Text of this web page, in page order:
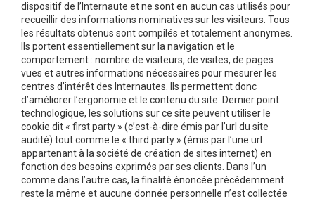
dispositif de l’Internaute et ne sont en aucun cas utilisés pour
recueillir des informations nominatives sur les visiteurs. Tous
les résultats obtenus sont compilés et totalement anonymes.
Ils portent essentiellement sur la navigation et le
comportement : nombre de visiteurs, de visites, de pages
vues et autres informations nécessaires pour mesurer les
centres d’intérêt des Internautes. Ils permettent donc
d’améliorer l’ergonomie et le contenu du site. Dernier point
technologique, les solutions sur ce site peuvent utiliser le
cookie dit « first party » (c’est-à-dire émis par l’url du site
audité) tout comme le « third party » (émis par l’une url
appartenant à la société de création de sites internet) en
fonction des besoins exprimés par ses clients. Dans l’un
comme dans l’autre cas, la finalité énoncée précédemment
reste la même et aucune donnée personnelle n’est collectée